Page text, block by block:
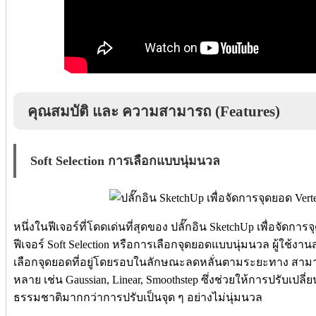
คุณสมบัติ และ ความสามารถ (Features)
Soft Selection การเลือกแบบนุ่มนวล
หนึ่งในฟีเจอร์ที่โดดเด่นที่สุดของ ปลั๊กอิน SketchUp เพื่อจัดการจุ
ฟีเจอร์ Soft Selection หรือการเลือกจุดยอดแบบนุ่มนวล ผู้ใช้ง
เลือกจุดยอดที่อยู่โดยรอบในลักษณะลดหลั่นตามระยะทาง สาม
หลาย เช่น Gaussian, Linear, Smoothstep ซึ่งช่วยให้การปรับเ
ธรรมชาติมากกว่าการปรับเป็นจุด ๆ อย่างไม่นุ่มนวล